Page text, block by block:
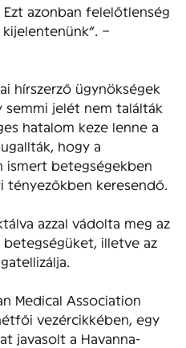
azonban felelőtlenség
–
hírszerző ügynökségek
jelét nem találták
hatalom keze lenne a
hogy a
ismert betegségekben
tényezőkben keresendő.
azzal vádolta meg az
illetve az
Medical Association
vezércikkében, egy
javasolt a Havanna-